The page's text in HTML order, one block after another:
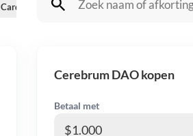
Cardano Shiba Inu Dogecoin Solana
Cerebrum DAO kopen
Betaal met